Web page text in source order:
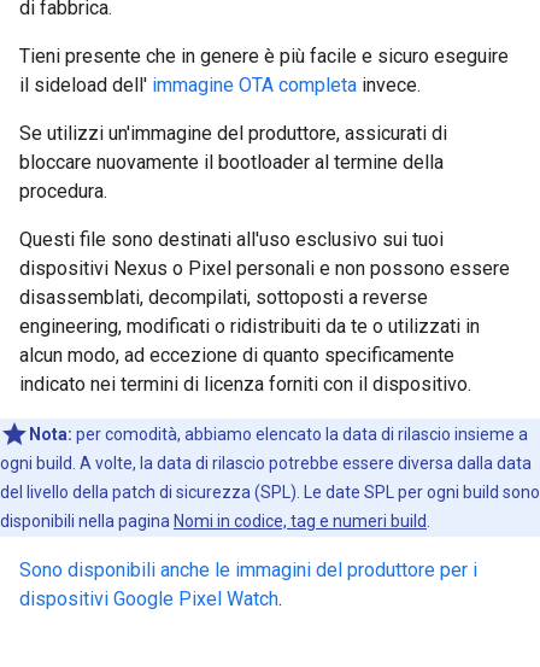
di fabbrica.
Tieni presente che in genere è più facile e sicuro eseguire
il sideload dell' immagine OTA completa invece.
Se utilizzi un'immagine del produttore, assicurati di
bloccare nuovamente il bootloader al termine della
procedura.
Questi file sono destinati all'uso esclusivo sui tuoi
dispositivi Nexus o Pixel personali e non possono essere
disassemblati, decompilati, sottoposti a reverse
engineering, modificati o ridistribuiti da te o utilizzati in
alcun modo, ad eccezione di quanto specificamente
indicato nei termini di licenza forniti con il dispositivo.
Nota: per comodità, abbiamo elencato la data di rilascio insieme a
ogni build. A volte, la data di rilascio potrebbe essere diversa dalla data
del livello della patch di sicurezza (SPL). Le date SPL per ogni build sono
disponibili nella pagina Nomi in codice, tag e numeri build
Sono disponibili anche le immagini del produttore per i
dispositivi Google Pixel Watch.